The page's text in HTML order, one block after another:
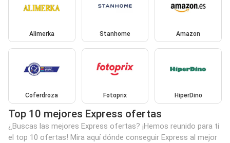
Alimerka Stanhome Amazon
Coferdroza Fotoprix HiperDino
Top 10 mejores Express ofertas
¿Buscas las mejores Express ofertas? ¡Hemos reunido para ti
el top 10 ofertas! Mira aquí dónde conseguir Express al mejor